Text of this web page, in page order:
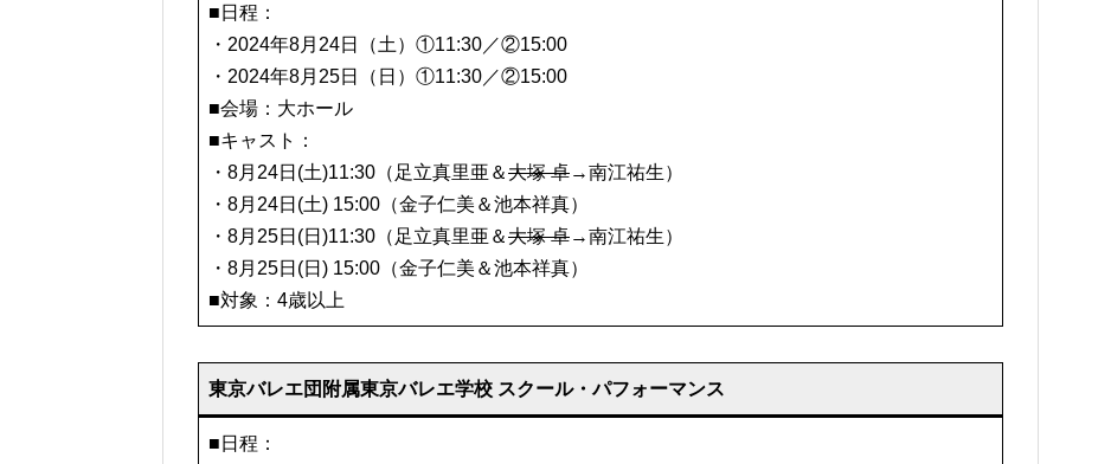
■日程：
・2024年8月24日（土）①11:30／②15:00
・2024年8月25日（日）①11:30／②15:00
■会場：大ホール
■キャスト：
・8月24日(土)11:30（足立真里亜＆大塚 卓→南江祐生）
・8月24日(土) 15:00（金子仁美＆池本祥真）
・8月25日(日)11:30（足立真里亜＆大塚 卓→南江祐生）
・8月25日(日) 15:00（金子仁美＆池本祥真）
■対象：4歳以上
東京バレエ団附属東京バレエ学校 スクール・パフォーマンス
■日程：